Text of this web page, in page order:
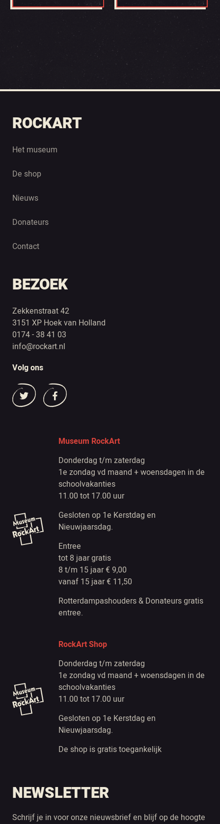
ROCKART
Het museum
De shop
Nieuws
Donateurs
Contact
BEZOEK
Zekkenstraat 42
3151 XP Hoek van Holland
0174 - 38 41 03
info@rockart.nl
Volg ons
Museum RockArt
Donderdag t/m zaterdag
1e zondag vd maand + woensdagen in de
schoolvakanties
11.00 tot 17.00 uur
Gesloten op 1e Kerstdag en
Nieuwjaarsdag.
Entree
tot 8 jaar gratis
8 t/m 15 jaar € 9,00
vanaf 15 jaar € 11,50
Rotterdampashouders & Donateurs gratis
entree.
RockArt Shop
Donderdag t/m zaterdag
1e zondag vd maand + woensdagen in de
schoolvakanties
11.00 tot 17.00 uur
Gesloten op 1e Kerstdag en
Nieuwjaarsdag.
De shop is gratis toegankelijk
NEWSLETTER
Schrijf je in voor onze nieuwsbrief en blijf op de hoogte